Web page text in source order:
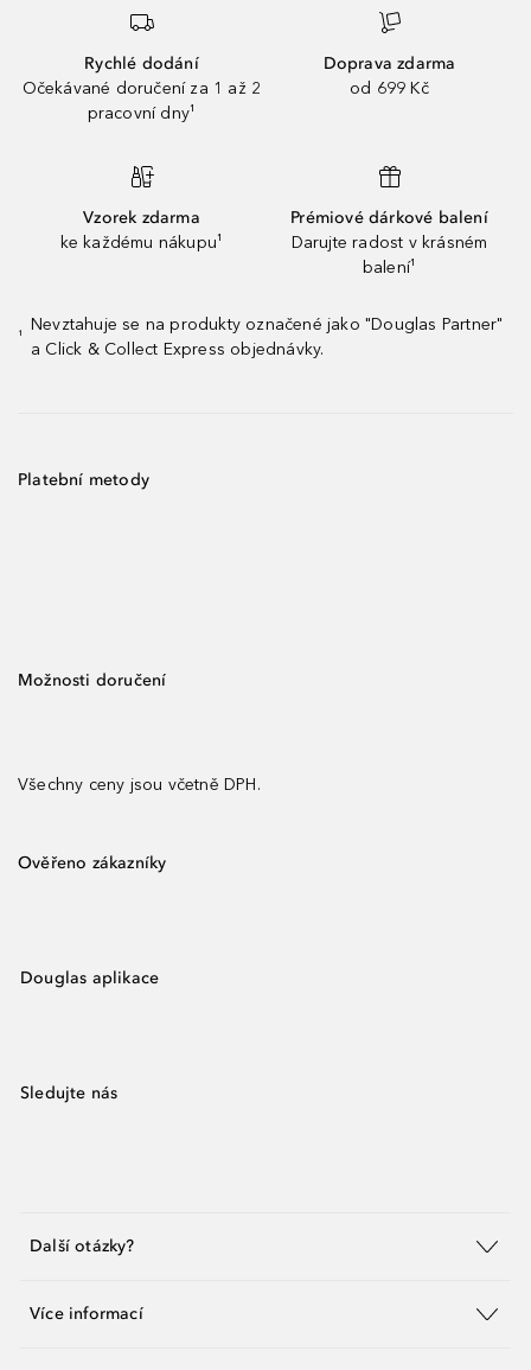
Rychlé dodání
Očekávané doručení za 1 až 2
pracovní dny¹
Doprava zdarma
od 699 Kč
Vzorek zdarma
ke každému nákupu¹
Prémiové dárkové balení
Darujte radost v krásném
balení¹
¹
Nevztahuje se na produkty označené jako "Douglas Partner"
a Click & Collect Express objednávky.
Platební metody
Možnosti doručení
Všechny ceny jsou včetně DPH.
Ověřeno zákazníky
Douglas aplikace
Sledujte nás
Další otázky?
Více informací